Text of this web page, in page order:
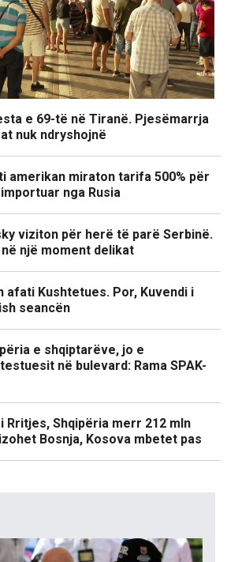
e 69-të në Tiranë. Pjesëmarrja
nuk ndryshojnë
amerikan miraton tarifa 500% për
nga Rusia
viziton për herë të parë Serbinë.
një moment delikat
afati Kushtetues. Por, Kuvendi i
seancën
e shqiptarëve, jo e
në bulevard: Rama SPAK-
Rritjes, Shqipëria merr 212 mln
Bosnja, Kosova mbetet pas